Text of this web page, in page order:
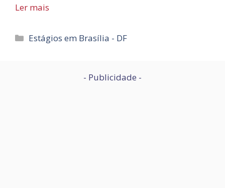
Ler mais
Categorias
Estágios em Brasília - DF
- Publicidade -